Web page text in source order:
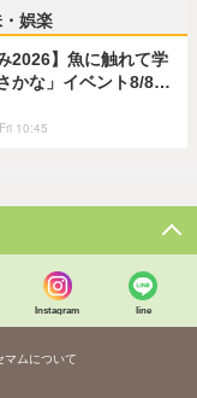
・娯楽
2026】魚に触れて学
かな」イベント8/8…
10:45
Instagram line
マムについて